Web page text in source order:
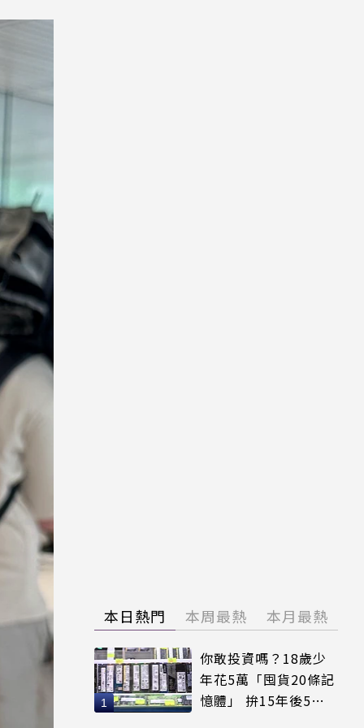
本日熱門 本周最熱 本月最熱
你敢投資嗎？18歲少
年花5萬「囤貨20條記
憶體」 拚15年後5倍